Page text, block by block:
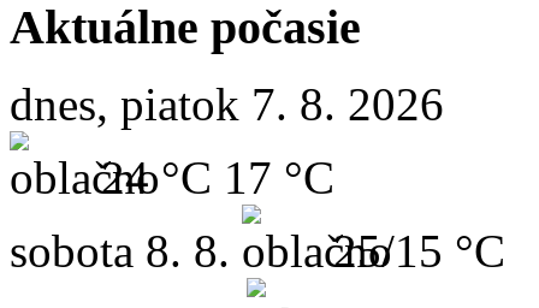
Aktuálne počasie
dnes, piatok 7. 8. 2026
24 °C 17 °C
sobota 8. 8. 25/15 °C